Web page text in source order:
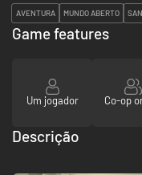
AVENTURA MUNDO ABERTO
Game features
Um jogador Co-op
Descrição